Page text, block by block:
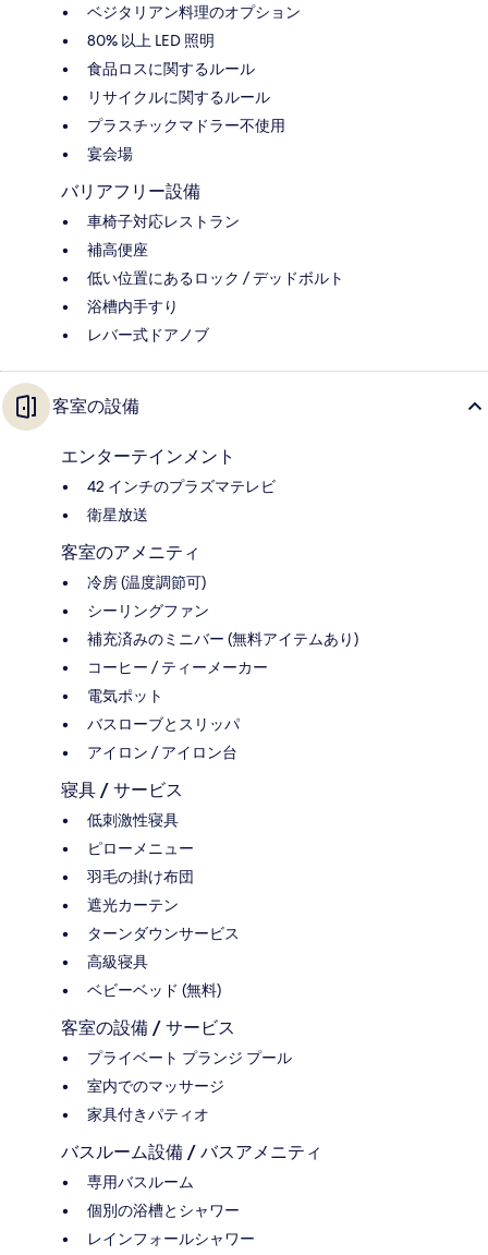
ベジタリアン料理のオプション
80% 以上 LED 照明
食品ロスに関するルール
リサイクルに関するルール
プラスチックマドラー不使用
宴会場
バリアフリー設備
車椅子対応レストラン
補高便座
低い位置にあるロック / デッドボルト
浴槽内手すり
レバー式ドアノブ
客室の設備
エンターテインメント
42 インチのプラズマテレビ
衛星放送
客室のアメニティ
冷房 (温度調節可)
シーリングファン
補充済みのミニバー (無料アイテムあり)
コーヒー / ティーメーカー
電気ポット
バスローブとスリッパ
アイロン / アイロン台
寝具 / サービス
低刺激性寝具
ピローメニュー
羽毛の掛け布団
遮光カーテン
ターンダウンサービス
高級寝具
ベビーベッド (無料)
客室の設備 / サービス
プライベート プランジ プール
室内でのマッサージ
家具付きパティオ
バスルーム設備 / バスアメニティ
専用バスルーム
個別の浴槽とシャワー
レインフォールシャワー